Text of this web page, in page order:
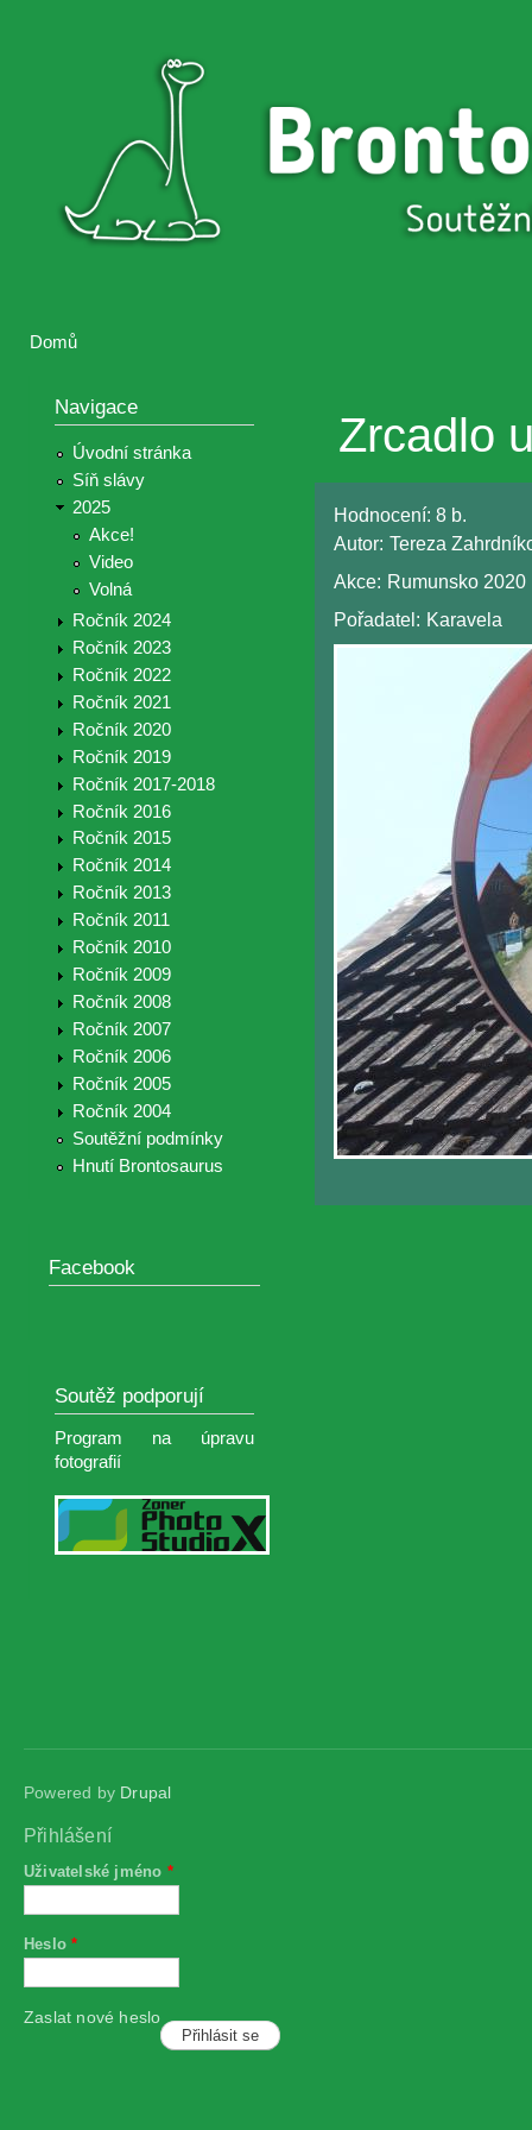
Brontosaurus
Brontosaurus
Domů
Navigace
Úvodní stránka
Síň slávy
2025
Akce!
Video
Volná
Ročník 2024
Ročník 2023
Ročník 2022
Ročník 2021
Ročník 2020
Ročník 2019
Ročník 2017-2018
Ročník 2016
Ročník 2015
Ročník 2014
Ročník 2013
Ročník 2011
Ročník 2010
Ročník 2009
Ročník 2008
Ročník 2007
Ročník 2006
Ročník 2005
Ročník 2004
Soutěžní podmínky
Hnutí Brontosaurus
Facebook
Soutěž podporují
Program na úpravu
fotografií
Zrcadlo
Hodnocení: 8 b.
Autor: Tereza
Akce: Rumunsko 2020
Pořadatel: Karavela
Powered by Drupal
Přihlášení
Uživatelské jméno *
Heslo*
Zaslat nové heslo